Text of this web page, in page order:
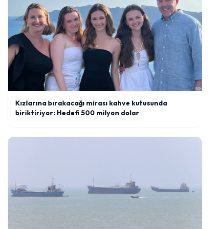
Kızlarına bırakacağı mirası kahve kutusunda
biriktiriyor: Hedefi 500 milyon dolar